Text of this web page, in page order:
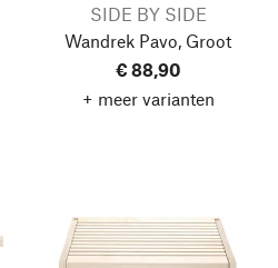
SIDE BY SIDE
Wandrek Pavo, Groot
€ 88,90
+ meer varianten